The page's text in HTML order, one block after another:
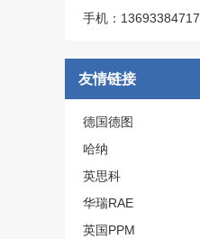
手机：13693384717
友情链接
德国德图
哈纳
英思科
华瑞RAE
英国PPM